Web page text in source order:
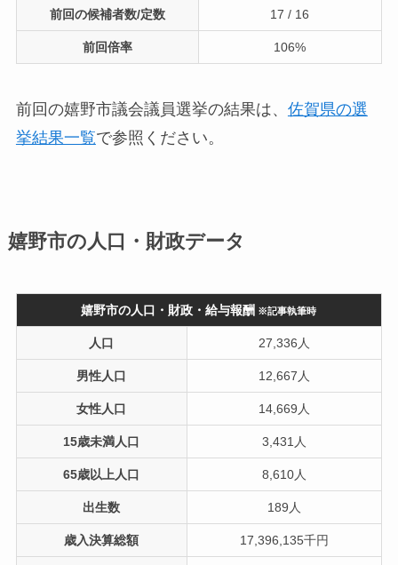
前回の候補者数/定数 17 / 16
前回倍率 106%
前回の嬉野市議会議員選挙の結果は、 佐賀県の選
挙結果一覧で参照ください。
嬉野市の人口・財政データ
嬉野市の人口・財政・給与報酬 ※記事執筆時
人口 27,336人
男性人口 12,667人
女性人口 14,669人
15歳未満人口 3,431人
65歳以上人口 8,610人
出生数 189人
歳入決算総額 17,396,135千円